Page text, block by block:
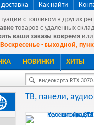
Как найти
с топливом в других
товаров с удаленных
ваши заказы вовремя
Воскресенье - выходной,
НОВИНКИ ХИТЫ
видеокарта RTX
ТВ, панели,